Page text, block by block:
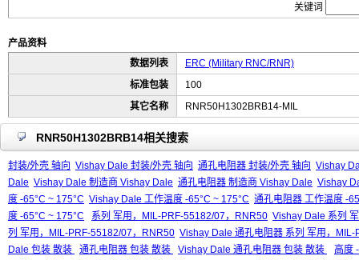
关键词
产品资料
数据列表
ERC (Military RNC/RNR)
标准包装
100
其它名称
RNR50H1302BRB14-MIL
RNR50H1302BRB14相关搜索
封装/外壳 轴向 Vishay Dale 封装/外壳 轴向 通孔电阻器 封装/外壳 轴向 Vishay
Dale Vishay Dale 制造商 Vishay Dale 通孔电阻器 制造商 Vishay Dale Vishay
度 -65°C ~ 175°C Vishay Dale 工作温度 -65°C ~ 175°C 通孔电阻器 工作温度 -
度 -65°C ~ 175°C
系列 军用，MIL-PRF-55182/07，RNR50 Vishay Dale 系列
列 军用，MIL-PRF-55182/07，RNR50 Vishay Dale 通孔电阻器 系列 军用，
Dale 包装 散装
通孔电阻器 包装 散装 Vishay Dale 通孔电阻器 包装 散装
高度